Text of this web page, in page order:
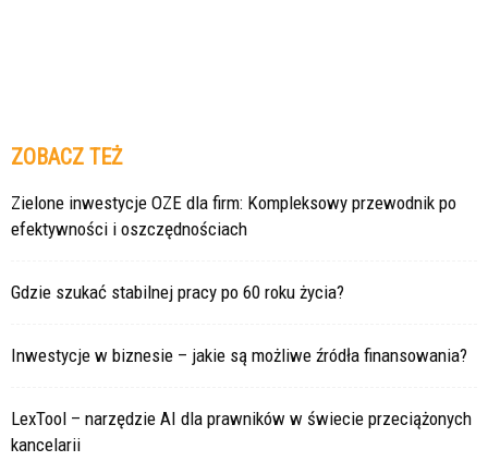
ZOBACZ TEŻ
Zielone inwestycje OZE dla firm: Kompleksowy przewodnik po
efektywności i oszczędnościach
Gdzie szukać stabilnej pracy po 60 roku życia?
Inwestycje w biznesie – jakie są możliwe źródła finansowania?
LexTool – narzędzie AI dla prawników w świecie przeciążonych
kancelarii